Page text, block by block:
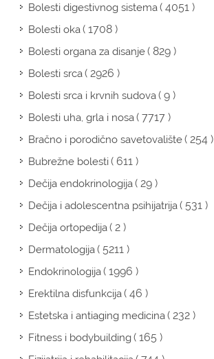
Bolesti digestivnog sistema( 4051 )
Bolesti oka( 1708 )
Bolesti organa za disanje( 829 )
Bolesti srca( 2926 )
Bolesti srca i krvnih sudova( 9 )
Bolesti uha, grla i nosa( 7717 )
Bračno i porodično savetovalište( 254 )
Bubrežne bolesti( 611 )
Dečija endokrinologija( 29 )
Dečija i adolescentna psihijatrija( 531 )
Dečija ortopedija( 2 )
Dermatologija( 5211 )
Endokrinologija( 1996 )
Erektilna disfunkcija( 46 )
Estetska i antiaging medicina( 232 )
Fitness i bodybuilding( 165 )